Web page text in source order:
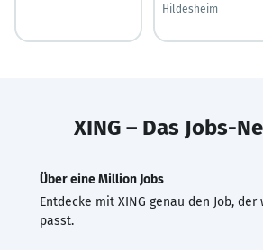
Hildesheim
XING – Das Jobs-
Über eine Million Jobs
Entdecke mit XING genau den Job,
passt.